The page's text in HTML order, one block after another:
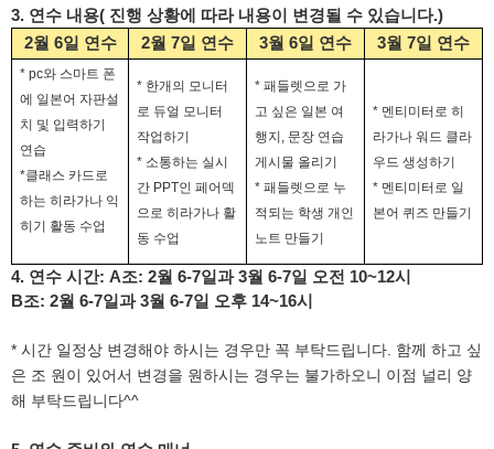
3. 연수 내용( 진행 상황에 따라 내용이 변경될 수 있습니다.)
2월 6일 연수 2월 7일 연수 3월 6일 연수 3월 7일 연수
* pc와 스마트 폰
에 일본어 자판설
치 및 입력하기
연습
*클래스 카드로
하는 히라가나 익
히기 활동 수업
* 한개의 모니터
로 듀얼 모니터
작업하기
* 소통하는 실시
간 PPT인 페어덱
으로 히라가나 활
동 수업
* 패들렛으로 가
고 싶은 일본 여
행지 , 문장 연습
게시물 올리기
* 패들렛으로 누
적되는 학생 개인
노트 만들기
* 멘티미터로 히
라가나 워드 클라
우드 생성하기
* 멘티미터로 일
본어 퀴즈 만들기
4. 연수 시간: A조: 2월 6-7일과3월 6-7일 오전 10~12시
B조: 2월 6-7일과3월 6-7일 오후 14~16시
* 시간 일정상 변경해야 하시는 경우만 꼭 부탁드립니다 함께 하고 싶
은 조 원이 있어서 변경을 원하시는 경우는 불가하오니 이점 널리 양
해 부탁드립니다^^